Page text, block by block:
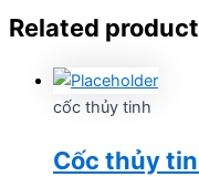
Related
cốc thủy tinh
Cốc thủy